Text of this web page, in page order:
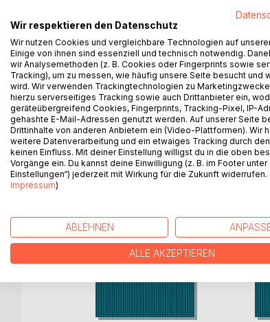
Mering, Friedrich Eberhard: Geschichte
Provinzen Jülich, Cleve, Berg und
Heft 4-6
Nachdruck der Originalausgabe Koeln
Quellen. IV, 134: II, 149: VIII, 152 S., 3
Frenz'schen Hof zu Köln, Clemens
WEITERE TITEL
Wir respektieren den Datenschutz
Wir nutzen Cookies und vergleichbare Technologien auf
Einige von ihnen sind essenziell und technisch notwendig.
wir Analysemethoden (z. B. Cookies oder Fingerprints sowie
Tracking), um zu messen, wie häufig unsere Seite besucht und
wird. Wir verwenden Trackingtechnologien zu
hierzu serverseitiges Tracking sowie auch Drittanbieter ein,
geräteübergreifend Cookies, Fingerprints, Tracking-Pixel, IP-
gehashte E-Mail-Adressen genutzt werden. Auf unserer Seite
Drittinhalte von anderen Anbietern ein (Video-Plattformen). Wir
weitere Datenverarbeitung und ein etwaiges Tracking durch
keinen Einfluss. Mit deiner Einstellung willigst du in die oben
Vorgänge ein. Du kannst deine Einwilligung (z. B. im Footer unter
Einstellungen“) jederzeit mit Wirkung für die Zukunft widerrufen.
Impressum)
ABLEHNEN
ALLE AKZEPTIEREN